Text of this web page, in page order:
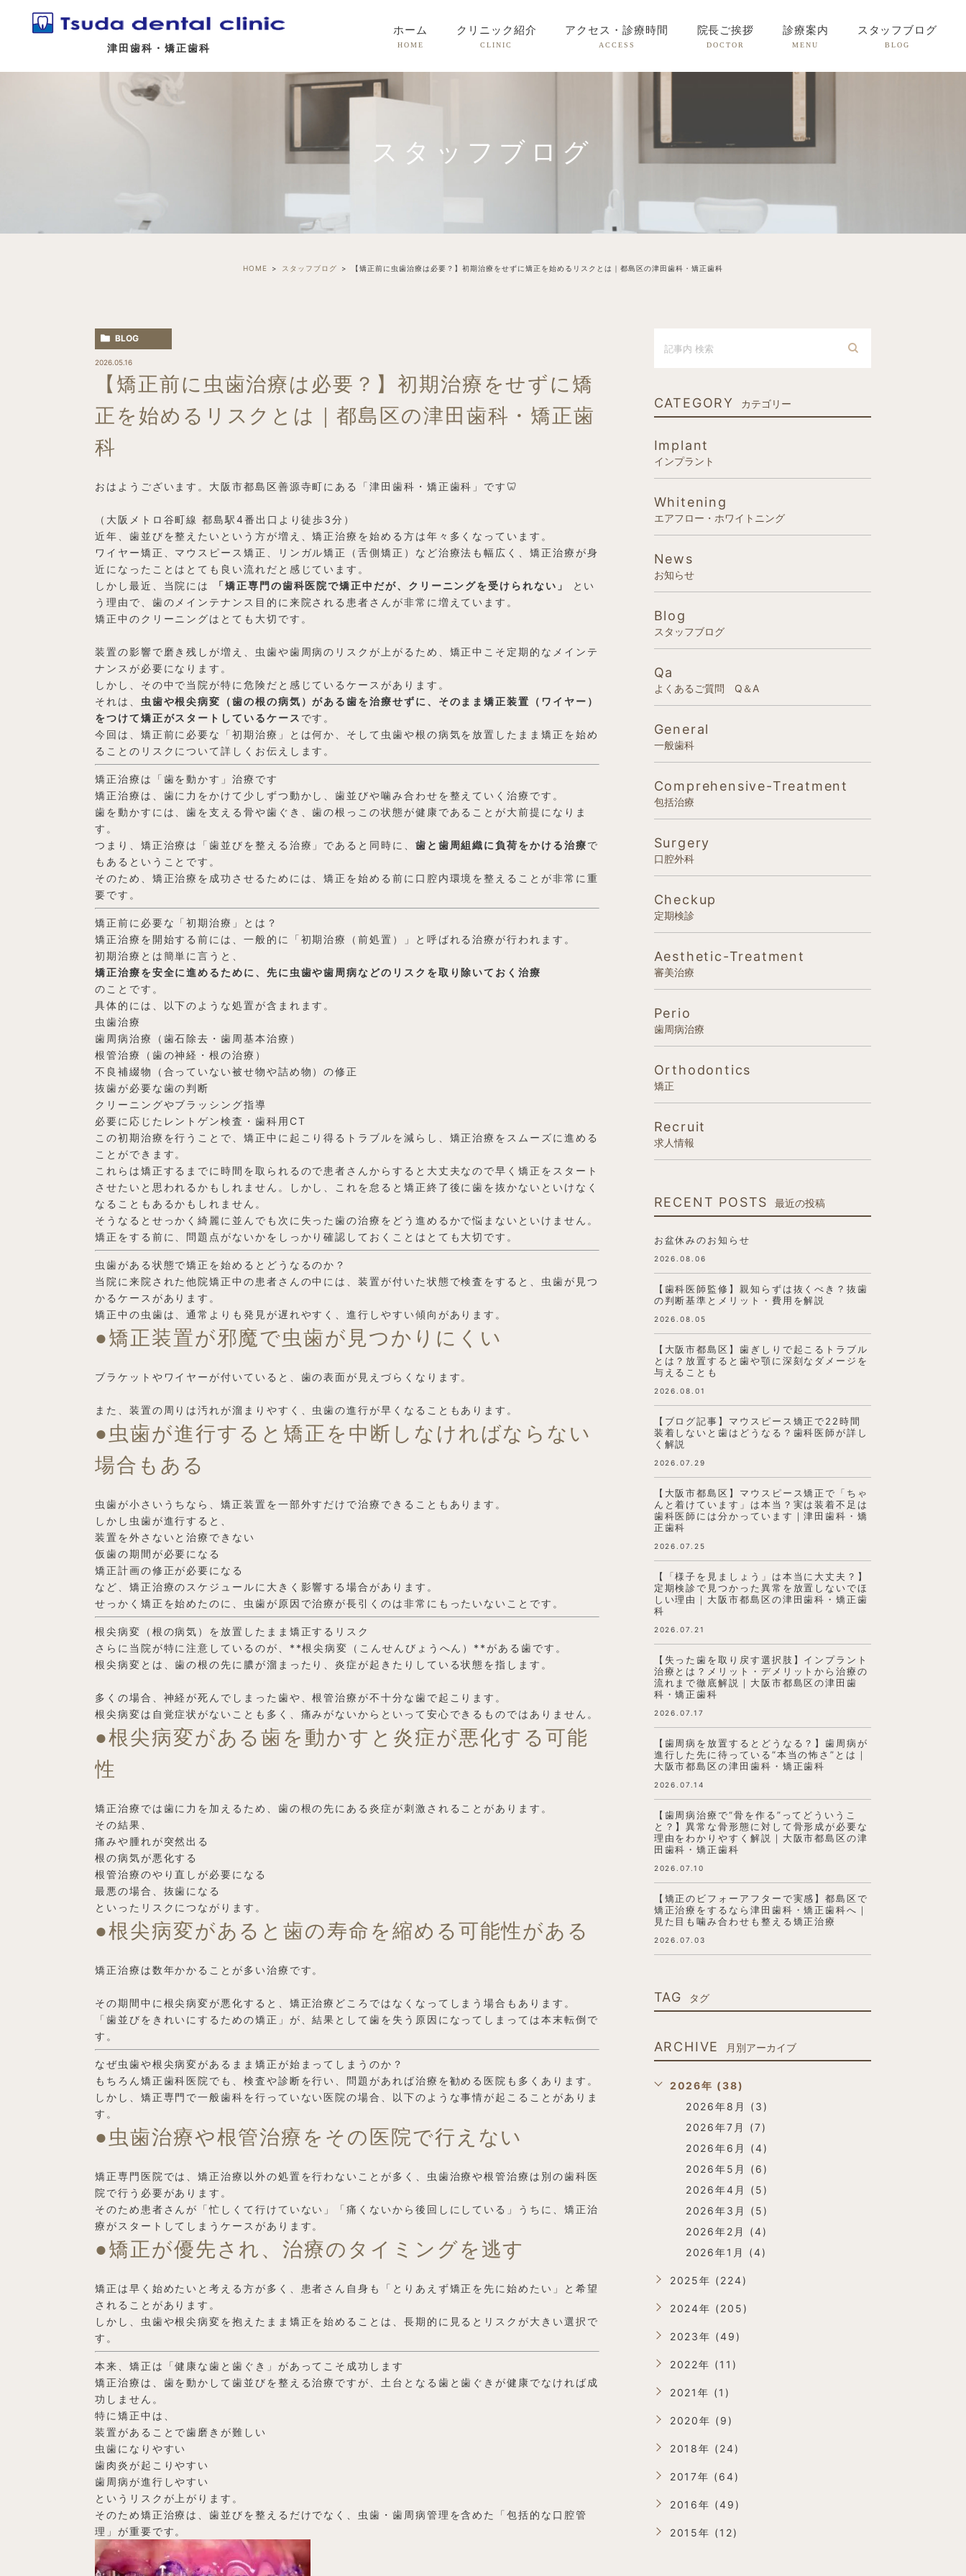
津田歯科・矯正歯科
ホーム
HOME
クリニック紹介
CLINIC
アクセス・診療時間
ACCESS
院長ご挨拶
DOCTOR
診療案内
MENU
スタッフブログ
BLOG
スタッフブログ
HOME スタッフブログ 【矯正前に虫歯治療は必要？】初期治療をせずに矯正を始めるリスクとは｜都島区の津田歯科・矯正歯科
BLOG
2026.05.16
【矯正前に虫歯治療は必要？】初期治療をせずに矯
正を始めるリスクとは｜都島区の津田歯科・矯正歯
科
おはようございます。大阪市都島区善源寺町にある「津田歯科・矯正歯科」です🦷
（大阪メトロ谷町線 都島駅4番出口より徒歩3分）
近年、歯並びを整えたいという方が増え、矯正治療を始める方は年々多くなっています。
ワイヤー矯正、マウスピース矯正、リンガル矯正（舌側矯正）など治療法も幅広く、矯正治療が身
近になったことはとても良い流れだと感じています。
しかし最近、当院には
「矯正専門の歯科医院で矯正中だが、クリーニングを受けられない」
とい
う理由で、歯のメインテナンス目的に来院される患者さんが非常に増えています。
矯正中のクリーニングはとても大切です。
装置の影響で磨き残しが増え、虫歯や歯周病のリスクが上がるため、矯正中こそ定期的なメインテ
ナンスが必要になります。
しかし、その中で当院が特に危険だと感じているケースがあります。
それは、 虫歯や根尖病変（歯の根の病気）がある歯を治療せずに、そのまま矯正装置（ワイヤー）
をつけて矯正がスタートしているケース です。
今回は、矯正前に必要な「初期治療」とは何か、そして虫歯や根の病気を放置したまま矯正を始め
ることのリスクについて詳しくお伝えします。
矯正治療は「歯を動かす」治療です
矯正治療は、歯に力をかけて少しずつ動かし、歯並びや噛み合わせを整えていく治療です。
歯を動かすには、歯を支える骨や歯ぐき、歯の根っこの状態が健康であることが大前提になりま
す。
つまり、矯正治療は「歯並びを整える治療」であると同時に、 歯と歯周組織に負荷をかける治療で
もあるということです。
そのため、矯正治療を成功させるためには、矯正を始める前に口腔内環境を整えることが非常に重
要です。
矯正前に必要な「初期治療」とは？
矯正治療を開始する前には、一般的に「初期治療（前処置）」と呼ばれる治療が行われます。
初期治療とは簡単に言うと、
矯正治療を安全に進めるために、先に虫歯や歯周病などのリスクを取り除いておく治療
のことです。
具体的には、以下のような処置が含まれます。
虫歯治療
歯周病治療（歯石除去・歯周基本治療）
根管治療（歯の神経・根の治療）
不良補綴物（合っていない被せ物や詰め物）の修正
抜歯が必要な歯の判断
クリーニングやブラッシング指導
必要に応じたレントゲン検査・歯科用CT
この初期治療を行うことで、矯正中に起こり得るトラブルを減らし、矯正治療をスムーズに進める
ことができます。
これらは矯正するまでに時間を取られるので患者さんからすると大丈夫なので早く矯正をスタート
させたいと思われるかもしれません。しかし、これを怠ると矯正終了後に歯を抜かないといけなく
なることもあるかもしれません。
そうなるとせっかく綺麗に並んでも次に失った歯の治療をどう進めるかで悩まないといけません。
矯正をする前に、問題点がないかをしっかり確認しておくことはとても大切です。
虫歯がある状態で矯正を始めるとどうなるのか？
当院に来院された他院矯正中の患者さんの中には、装置が付いた状態で検査をすると、虫歯が見つ
かるケースがあります。
矯正中の虫歯は、通常よりも発見が遅れやすく、進行しやすい傾向があります。
●矯正装置が邪魔で虫歯が見つかりにくい
ブラケットやワイヤーが付いていると、歯の表面が見えづらくなります。
また、装置の周りは汚れが溜まりやすく、虫歯の進行が早くなることもあります。
●虫歯が進行すると矯正を中断しなければならない
場合もある
虫歯が小さいうちなら、矯正装置を一部外すだけで治療できることもあります。
しかし虫歯が進行すると、
装置を外さないと治療できない
仮歯の期間が必要になる
矯正計画の修正が必要になる
など、矯正治療のスケジュールに大きく影響する場合があります。
せっかく矯正を始めたのに、虫歯が原因で治療が長引くのは非常にもったいないことです。
根尖病変（根の病気）を放置したまま矯正するリスク
さらに当院が特に注意しているのが、**根尖病変（こんせんびょうへん）**がある歯です。
根尖病変とは、歯の根の先に膿が溜まったり、炎症が起きたりしている状態を指します。
多くの場合、神経が死んでしまった歯や、根管治療が不十分な歯で起こります。
根尖病変は自覚症状がないことも多く、痛みがないからといって安心できるものではありません。
●根尖病変がある歯を動かすと炎症が悪化する可能
性
矯正治療では歯に力を加えるため、歯の根の先にある炎症が刺激されることがあります。
その結果、
痛みや腫れが突然出る
根の病気が悪化する
根管治療のやり直しが必要になる
最悪の場合、抜歯になる
といったリスクにつながります。
●根尖病変があると歯の寿命を縮める可能性がある
矯正治療は数年かかることが多い治療です。
その期間中に根尖病変が悪化すると、矯正治療どころではなくなってしまう場合もあります。
「歯並びをきれいにするための矯正」が、結果として歯を失う原因になってしまっては本末転倒で
す。
なぜ虫歯や根尖病変があるまま矯正が始まってしまうのか？
もちろん矯正歯科医院でも、検査や診断を行い、問題があれば治療を勧める医院も多くあります。
しかし、矯正専門で一般歯科を行っていない医院の場合、以下のような事情が起こることがありま
す。
●虫歯治療や根管治療をその医院で行えない
矯正専門医院では、矯正治療以外の処置を行わないことが多く、虫歯治療や根管治療は別の歯科医
院で行う必要があります。
そのため患者さんが「忙しくて行けていない」「痛くないから後回しにしている」うちに、矯正治
療がスタートしてしまうケースがあります。
●矯正が優先され、治療のタイミングを逃す
矯正は早く始めたいと考える方が多く、患者さん自身も「とりあえず矯正を先に始めたい」と希望
されることがあります。
しかし、虫歯や根尖病変を抱えたまま矯正を始めることは、長期的に見るとリスクが大きい選択で
す。
本来、矯正は「健康な歯と歯ぐき」があってこそ成功します
矯正治療は、歯を動かして歯並びを整える治療ですが、土台となる歯と歯ぐきが健康でなければ成
功しません。
特に矯正中は、
装置があることで歯磨きが難しい
虫歯になりやすい
歯肉炎が起こりやすい
歯周病が進行しやすい
というリスクが上がります。
そのため矯正治療は、歯並びを整えるだけでなく、虫歯・歯周病管理を含めた「包括的な口腔管
理」が重要です。
CATEGORY カテゴリー
Implant
インプラント
Whitening
エアフロー・ホワイトニング
News
お知らせ
Blog
スタッフブログ
Qa
よくあるご質問 Q＆A
General
一般歯科
Comprehensive-Treatment
包括治療
Surgery
口腔外科
Checkup
定期検診
Aesthetic-Treatment
審美治療
Perio
歯周病治療
Orthodontics
矯正
Recruit
求人情報
RECENT POSTS 最近の投稿
お盆休みのお知らせ
2026.08.06
【歯科医師監修】親知らずは抜くべき？抜歯
の判断基準とメリット・費用を解説
2026.08.05
【大阪市都島区】歯ぎしりで起こるトラブル
とは？放置すると歯や顎に深刻なダメージを
与えることも
2026.08.01
【ブログ記事】マウスピース矯正で22時間
装着しないと歯はどうなる？歯科医師が詳し
く解説
2026.07.29
【大阪市都島区】マウスピース矯正で「ちゃ
んと着けています」は本当？実は装着不足は
歯科医師には分かっています｜津田歯科・矯
正歯科
2026.07.25
【「様子を見ましょう」は本当に大丈夫？】
定期検診で見つかった異常を放置しないでほ
しい理由｜大阪市都島区の津田歯科・矯正歯
科
2026.07.21
【失った歯を取り戻す選択肢】インプラント
治療とは？メリット・デメリットから治療の
流れまで徹底解説｜大阪市都島区の津田歯
科・矯正歯科
2026.07.17
【歯周病を放置するとどうなる？】歯周病が
進行した先に待っている“本当の怖さ”とは｜
大阪市都島区の津田歯科・矯正歯科
2026.07.14
【歯周病治療で“骨を作る”ってどういうこ
と？】異常な骨形態に対して骨形成が必要な
理由をわかりやすく解説｜大阪市都島区の津
田歯科・矯正歯科
2026.07.10
【矯正のビフォーアフターで実感】都島区で
矯正治療をするなら津田歯科・矯正歯科へ｜
見た目も噛み合わせも整える矯正治療
2026.07.03
TAG タグ
ARCHIVE 月別アーカイブ
2026年 (38)
2026年8月 (3)
2026年7月 (7)
2026年6月 (4)
2026年5月 (6)
2026年4月 (5)
2026年3月 (5)
2026年2月 (4)
2026年1月 (4)
2025年 (224)
2024年 (205)
2023年 (49)
2022年 (11)
2021年 (1)
2020年 (9)
2018年 (24)
2017年 (64)
2016年 (49)
2015年 (12)